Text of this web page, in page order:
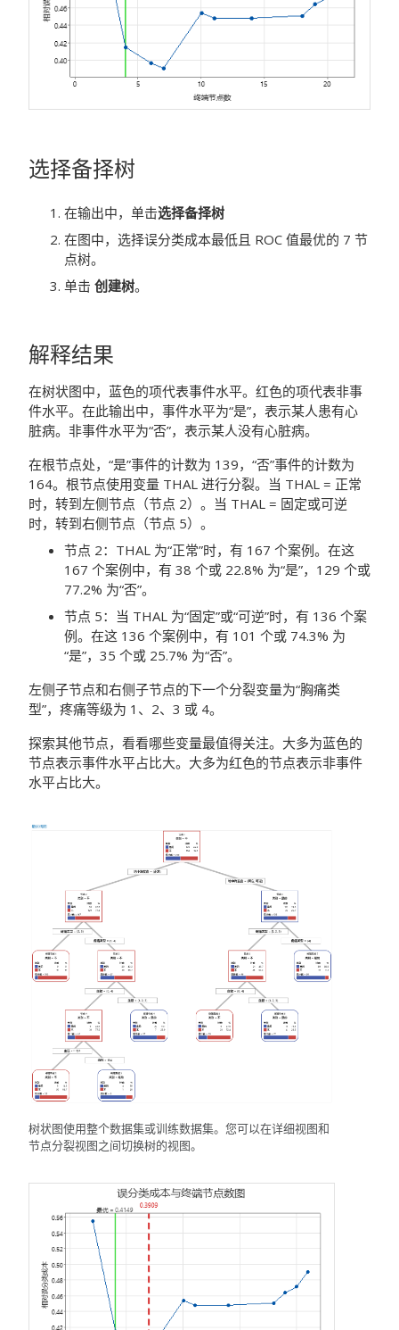
选择备择树
在输出中，单击选择备择树
在图中，选择误分类成本最低且 ROC 值最优的 7 节
点树。
单击 创建树。
解释结果
在树状图中，蓝色的项代表事件水平。红色的项代表非事
件水平。在此输出中，事件水平为“是”，表示某人患有心
脏病。非事件水平为“否”，表示某人没有心脏病。
在根节点处，“是”事件的计数为 139，“否”事件的计数为
164。根节点使用变量 THAL 进行分裂。当 THAL = 正常
时，转到左侧节点（节点 2）。当 THAL = 固定或可逆
时，转到右侧节点（节点 5）。
节点 2：THAL 为“正常”时，有 167 个案例。在这
167 个案例中，有 38 个或 22.8% 为“是”，129 个或
77.2% 为“否”。
节点 5：当 THAL 为“固定”或“可逆”时，有 136 个案
例。在这 136 个案例中，有 101 个或 74.3% 为
“是”，35 个或 25.7% 为“否”。
左侧子节点和右侧子节点的下一个分裂变量为“胸痛类
型”，疼痛等级为 1、2、3 或 4。
探索其他节点，看看哪些变量最值得关注。大多为蓝色的
节点表示事件水平占比大。大多为红色的节点表示非事件
水平占比大。
树状图使用整个数据集或训练数据集。您可以在详细视图和
节点分裂视图之间切换树的视图。